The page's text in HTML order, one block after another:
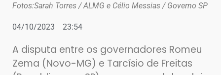
Fotos:Sarah Torres / ALMG e Célio Messias / Governo SP
04/10/2023 23:54
A disputa entre os governadores Romeu
Zema (Novo-MG) e Tarcísio de Freitas